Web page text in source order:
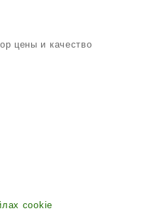
цены и качество
cookie